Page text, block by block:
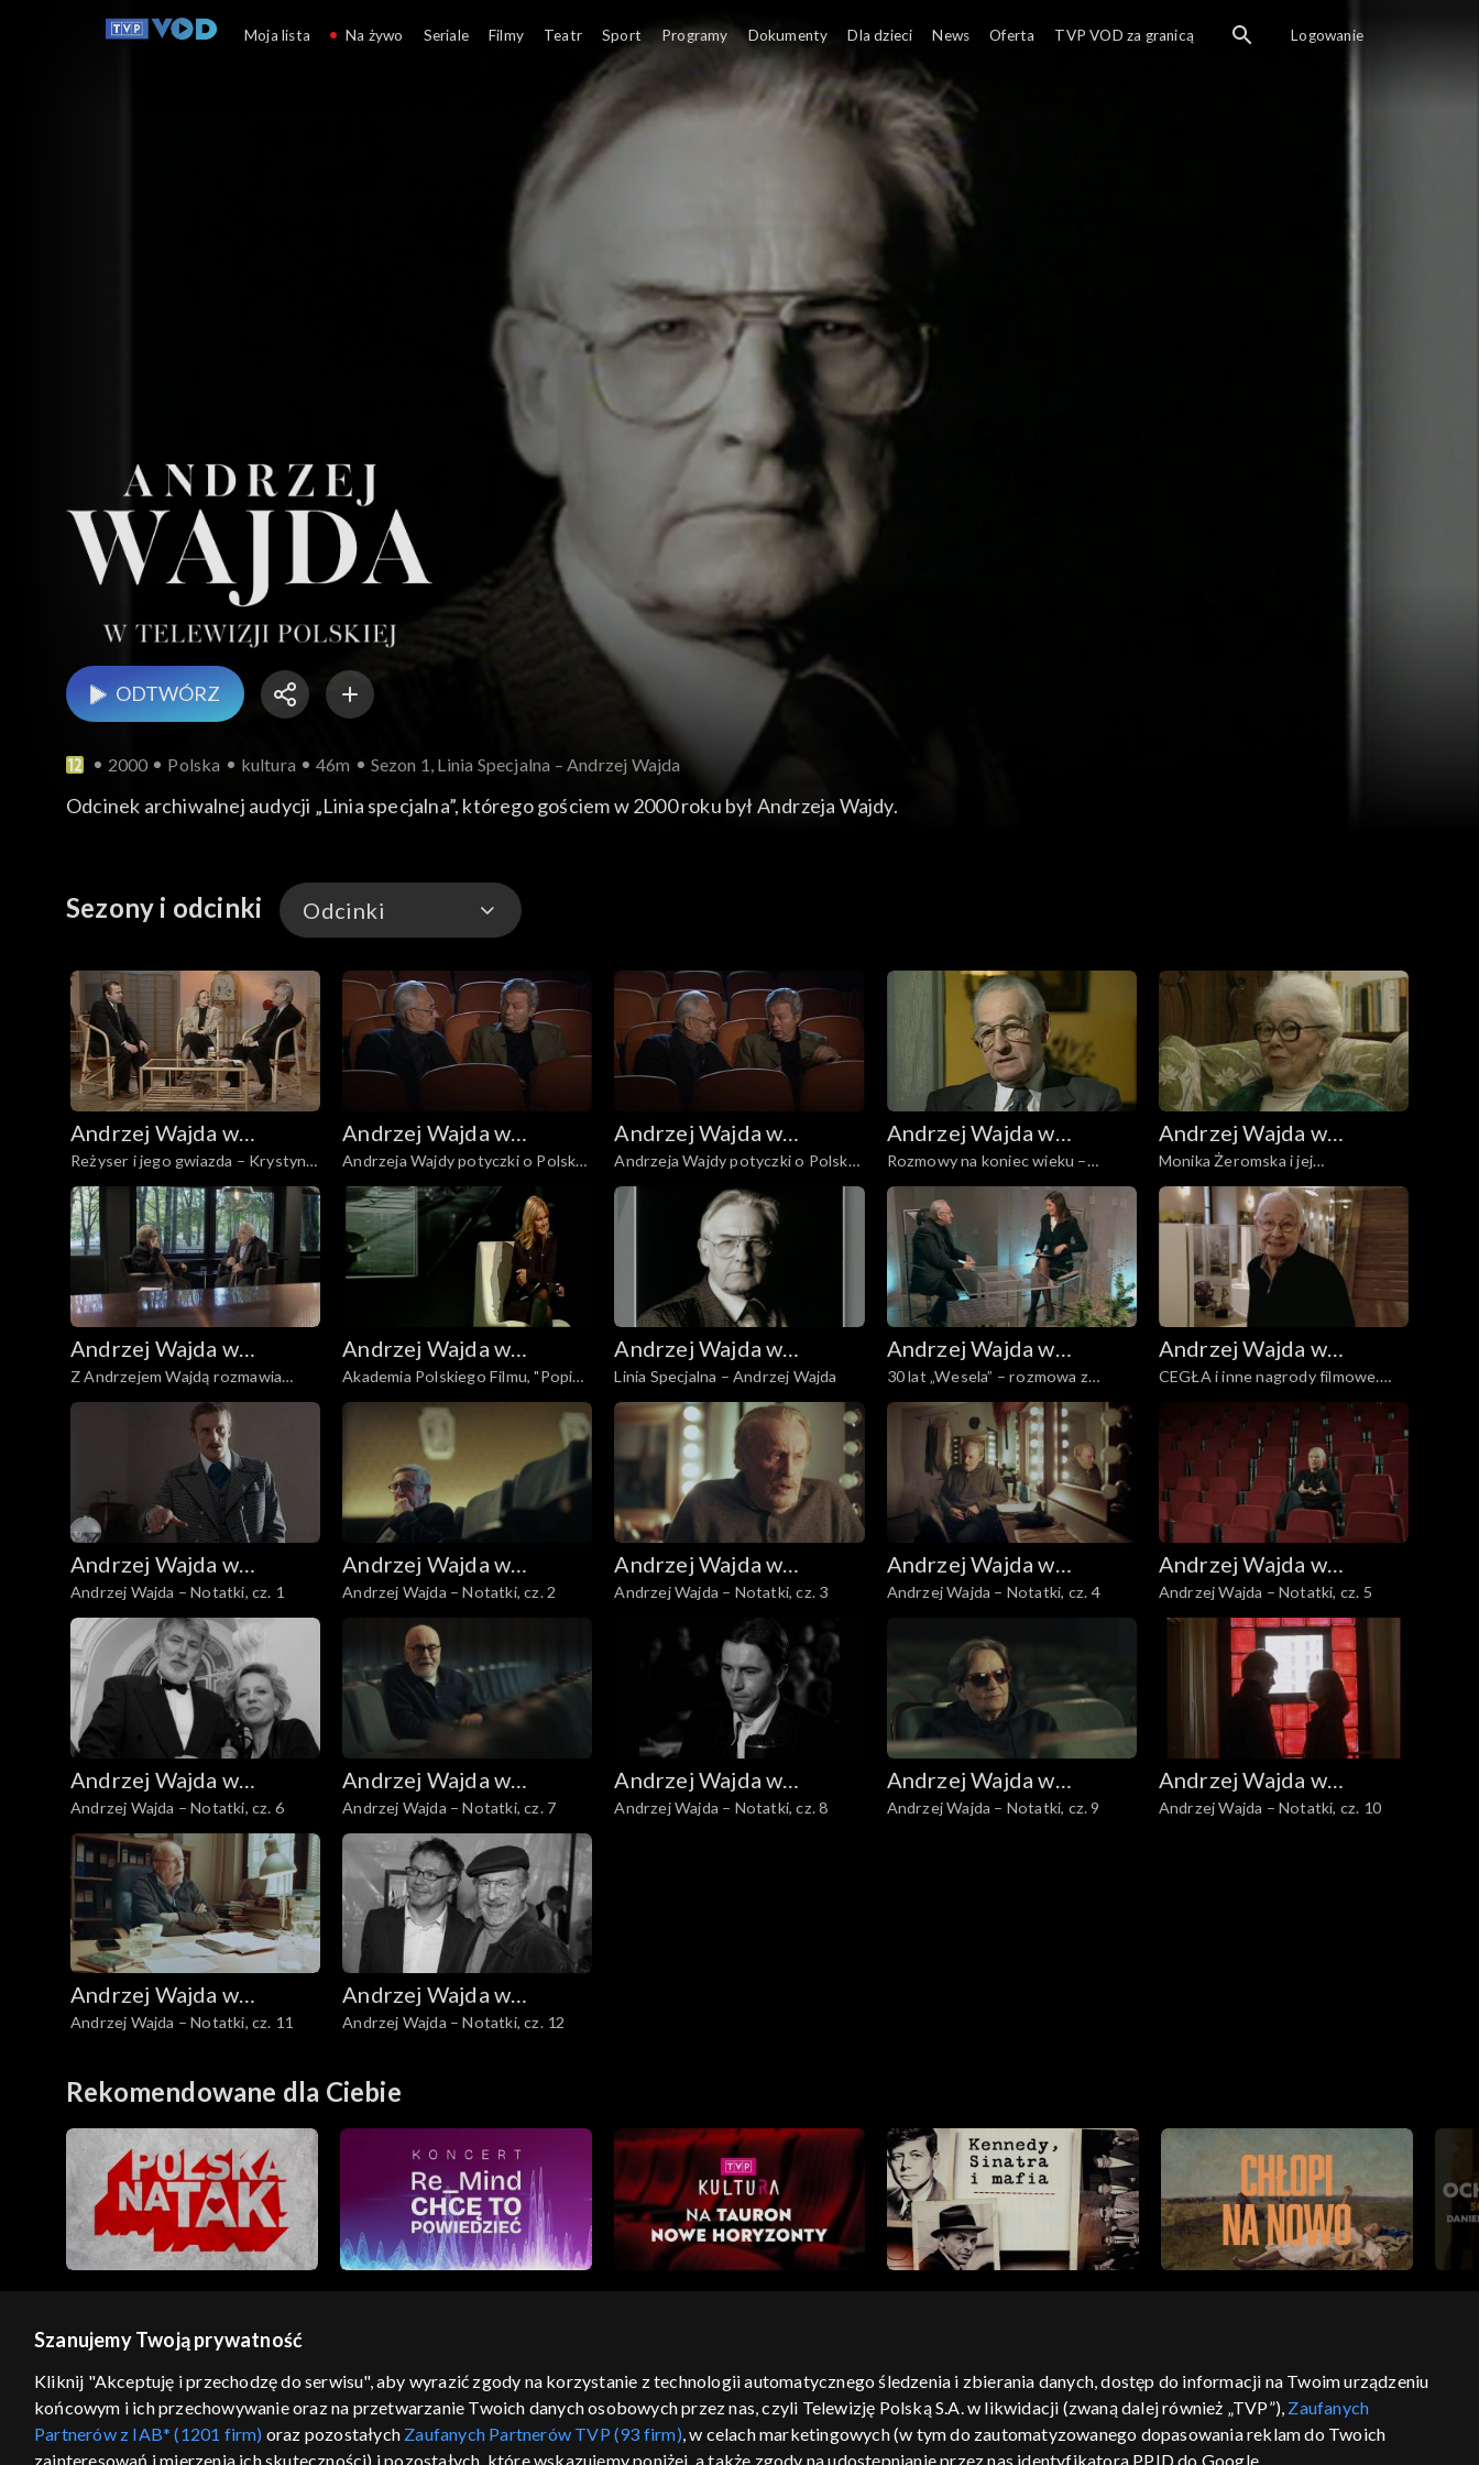
ODTWÓRZ
2000 Polska kultura 46m Sezon 1, Linia Specjalna – Andrzej Wajda
Odcinek archiwalnej audycji „Linia specjalna”, którego gościem w 2000 roku był Andrzeja Wajdy.
Sezony i odcinki Odcinki
Odcinki
Andrzej Wajda w
Telewizji Polskiej
Reżyser i jego gwiazda – Krystyna
Janda i Andrzej Wajda
Andrzej Wajda w
Telewizji Polskiej
Andrzeja Wajdy potyczki o Polskę,
cz. 1
Andrzej Wajda w
Telewizji Polskiej
Andrzeja Wajdy potyczki o Polskę,
cz. 2
Andrzej Wajda w
Telewizji Polskiej
Rozmowy na koniec wieku –
Rozmowa XI z Andrzejem Wajdą...
o Polsce i wiośnie
Andrzej Wajda w
Telewizji Polskiej
Monika Żeromska i jej
wspomnienia
Andrzej Wajda w
Telewizji Polskiej
Z Andrzejem Wajdą rozmawia
Agnieszka Holland
Andrzej Wajda w
Telewizji Polskiej
Akademia Polskiego Filmu, "Popiół
i diament" Andrzeja Wajdy
zrekonstruowany cyfrowo
Andrzej Wajda w
Telewizji Polskiej
Linia Specjalna – Andrzej Wajda
Andrzej Wajda w
Telewizji Polskiej
30 lat „Wesela” – rozmowa z
Andrzejem Wajdą
Andrzej Wajda w
Telewizji Polskiej
CEGŁA i inne nagrody filmowe.
Opowiada Andrzej Wajda
Andrzej Wajda w
Telewizji Polskiej
Andrzej Wajda – Notatki, cz. 1
Andrzej Wajda w
Telewizji Polskiej
Andrzej Wajda – Notatki, cz. 2
Andrzej Wajda w
Telewizji Polskiej
Andrzej Wajda – Notatki, cz. 3
Andrzej Wajda w
Telewizji Polskiej
Andrzej Wajda – Notatki, cz. 4
Andrzej Wajda w
Telewizji Polskiej
Andrzej Wajda – Notatki, cz. 5
Andrzej Wajda w
Telewizji Polskiej
Andrzej Wajda – Notatki, cz. 6
Andrzej Wajda w
Telewizji Polskiej
Andrzej Wajda – Notatki, cz. 7
Andrzej Wajda w
Telewizji Polskiej
Andrzej Wajda – Notatki, cz. 8
Andrzej Wajda w
Telewizji Polskiej
Andrzej Wajda – Notatki, cz. 9
Andrzej Wajda w
Telewizji Polskiej
Andrzej Wajda – Notatki, cz. 10
Andrzej Wajda w
Telewizji Polskiej
Andrzej Wajda – Notatki, cz. 11
Andrzej Wajda w
Telewizji Polskiej
Andrzej Wajda – Notatki, cz. 12
Rekomendowane dla Ciebie
GEOLOKALIZACJA
regulamin serwisu cennik polityka prywatności moje zgody pomoc kontakt voucher dostępność informacje o dostawcy usług
Moja lista Na żywo Seriale Filmy Teatr Sport Programy Dokumenty Dla dzieci News Oferta TVP VOD za granicą Logowanie
Szanujemy Twoją prywatność
Kliknij "Akceptuję i przechodzę do serwisu", aby wyrazić zgody na korzystanie z technologii automatycznego śledzenia i zbierania danych, dostęp do informacji na Twoim urządzeniu
końcowym i ich przechowywanie oraz na przetwarzanie Twoich danych osobowych przez nas, czyli Telewizję Polską S.A. w likwidacji (zwaną dalej również „TVP”), Zaufanych
Partnerów z IAB* (1201 firm) oraz pozostałych Zaufanych Partnerów TVP (93 firm), w celach marketingowych (w tym do zautomatyzowanego dopasowania reklam do Twoich
zainteresowań i mierzenia ich skuteczności) i pozostałych, które wskazujemy poniżej, a także zgody na udostępnianie przez nas identyfikatora PPID do Google.